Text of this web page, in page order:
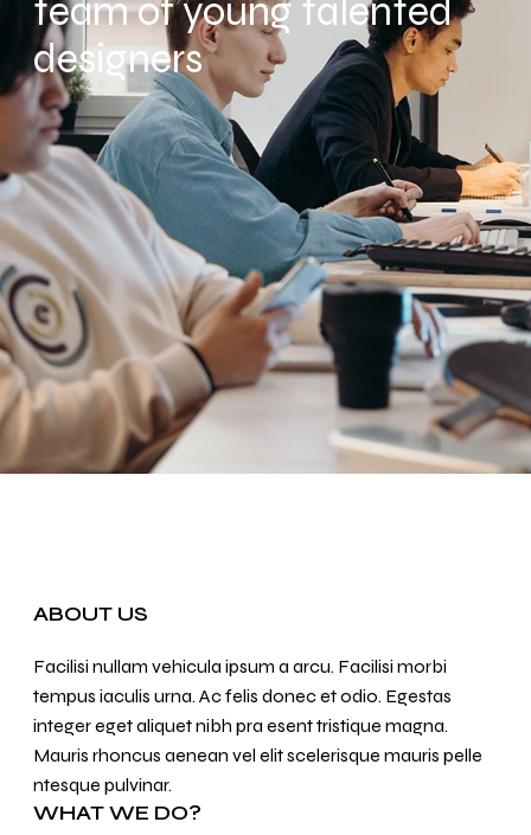
team of young talented
designers
ABOUT US
Facilisi nullam vehicula ipsum a arcu. Facilisi morbi
tempus iaculis urna. Ac felis donec et odio. Egestas
integer eget aliquet nibh pra esent tristique magna.
Mauris rhoncus aenean vel elit scelerisque mauris pelle
ntesque pulvinar.
WHAT WE DO?